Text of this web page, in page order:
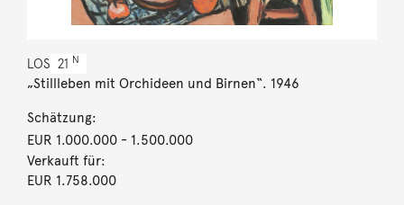
LOS 21 N
„Stillleben mit Orchideen und Birnen“. 1946
Schätzung:
EUR 1.000.000- 1.500.000
Verkauft für:
EUR 1.758.000